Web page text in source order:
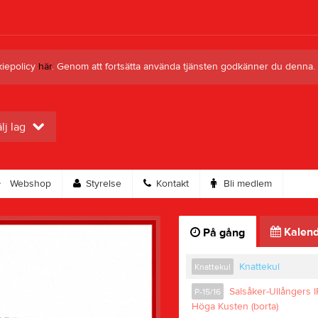
här. Genom att fortsätta använda tjänsten godkänner du denna.
lag
Webshop Styrelse Kontakt Bli medlem
På gång
Knattekul Knattekul
P-15/16
Salsåker-Ullångers
Höga Kusten (borta)